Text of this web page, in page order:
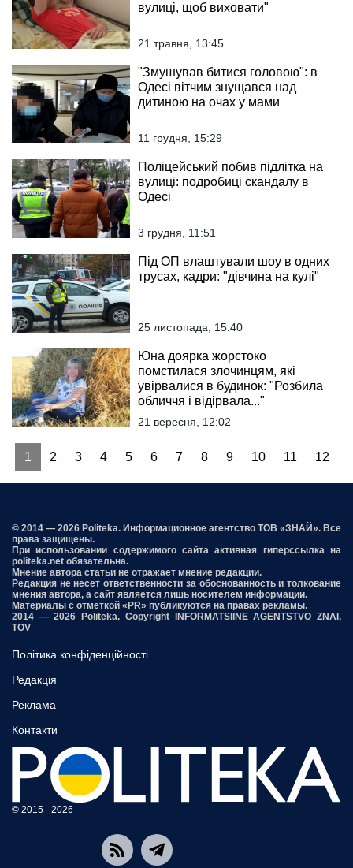
вулиці, щоб виховати"
21 травня, 13:45
"Змушував битися головою": в
Одесі вітчим знущався над
дитиною на очах у мами
11 грудня, 15:29
Поліцейський побив підлітка на
вулиці: подробиці скандалу в
Одесі
3 грудня, 11:51
Під ОП влаштували шоу в одних
трусах, кадри: "дівчина на кулі"
25 листопада, 15:40
Юна доярка жорстоко
помстилася злочинцям, які
увірвалися в будинок: "Розбила
обличчя і відірвала..."
21 вересня, 12:02
1 2 3 4 5 6 7 8 9 10 11 12
© 2014 — 2026 Politeka. Информационное агентство ТОВ «ЗНАЙ». Все
права защищены.
При использовании содержимого сайта активная гиперссылка на
politeka.net обязательна.
Мнение автора статьи не отражает мнение редакции.
Редакция не несет ответственности за обоснованность и толкование
мнения автора, а сайт является лишь носителем информации.
Материалы с отметкой «PR» публикуются на правах рекламы.
2014 — 2026 Politeka. Copyright INFORMATSIINE AGENTSTVO ZNAI,
TOV
Політика конфіденційності
Редакція
Реклама
Контакти
© 2015 - 2026